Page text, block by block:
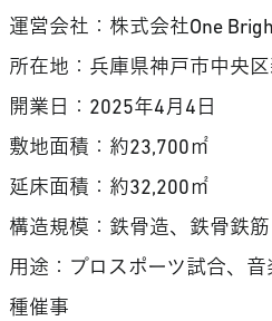
運営会社：株式会社One
所在地：兵庫県神戸市中央
開業日：2025年4月4日
敷地面積：約23,700㎡
延床面積：約32,200㎡
構造規模：鉄骨造、鉄骨鉄
用途：プロスポーツ試合、音
種催事